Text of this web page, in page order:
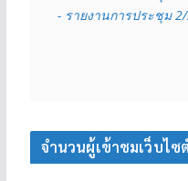
- รายงานการประชุม
จำนวนผู้เข้าชมเว็บไซต์